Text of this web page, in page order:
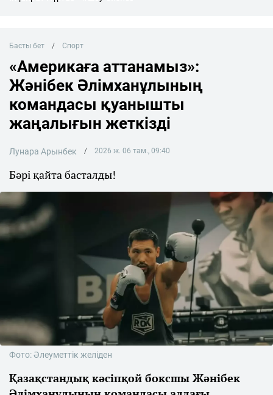
Басты бет Спорт
«Америкаға аттанамыз»:
Жәнібек Әлімханұлының
командасы қуанышты
жаңалығын жеткізді
Лунара Арынбек 2026 ж. 06 там., 09:40
Бәрі қайта басталды!
Фото: Әлеуметтік желіден
Қазақстандық кәсіпқой боксшы Жәнібек